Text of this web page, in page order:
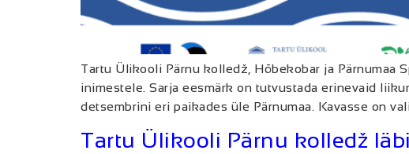
Tartu Ülikooli Pärnu kolledž, Hõbekobar ja Pärnumaa
inimestele. Sarja eesmärk on tutvustada erinevaid
detsembrini eri paikades üle Pärnumaa. Kavasse on
Tartu Ülikooli Pärnu kolledž